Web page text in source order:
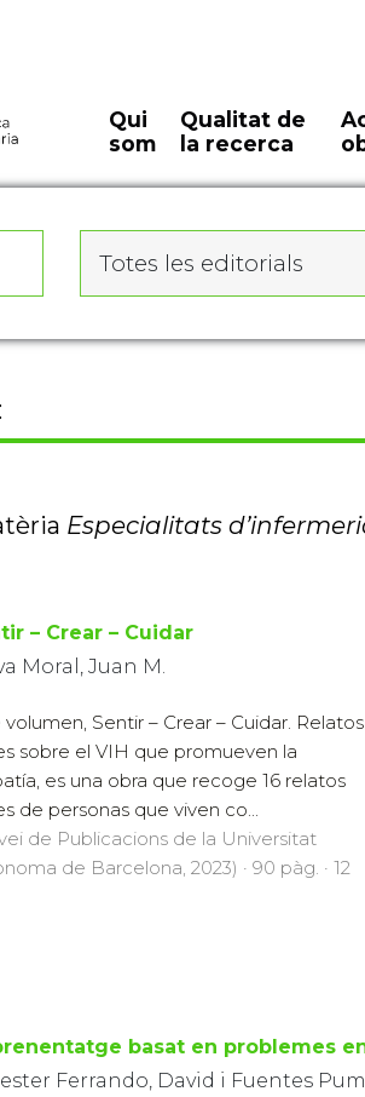
Qui
som
Qualitat de
la recerca
Totes les editorials
Especialitats
– Crear – Cuidar
Moral, Juan M.
volumen, Sentir – Crear – Cuidar. Relatos
sobre el VIH que promueven la
es una obra que recoge 16 relatos
de personas que viven co...
de Publicacions de la Universitat
de Barcelona, 2023) · 90 pàg. · 12
basat en problemes
Ferrando, David i Fuentes